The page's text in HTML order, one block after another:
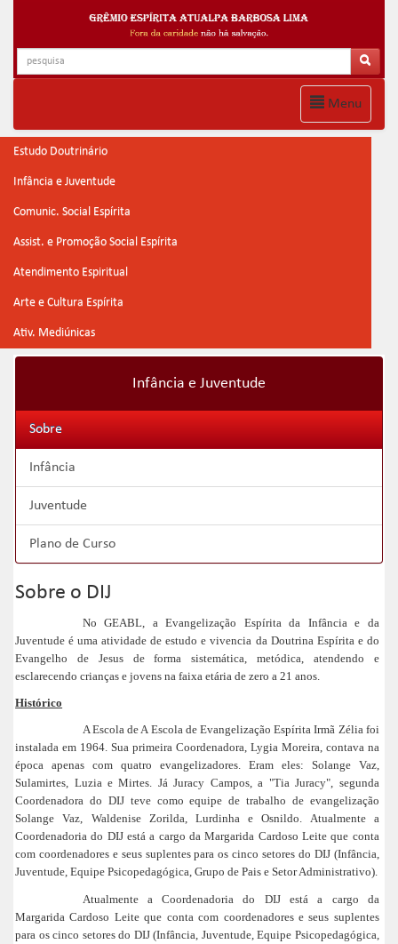
Menu
Estudo Doutrinário
Infância e Juventude
Comunic. Social Espírita
Assist. e Promoção Social Espírita
Atendimento Espiritual
Arte e Cultura Espírita
Ativ. Mediúnicas
Infância e Juventude
Sobre
Infância
Juventude
Plano de Curso
Sobre o DIJ
No GEABL, a Evangelização Espírita da Infância e da
Juventude é uma atividade de estudo e vivencia da Doutrina Espírita e do
Evangelho de Jesus de forma sistemática, metódica, atendendo e
esclarecendo crianças e jovens na faixa etária de zero a 21 anos.
Histórico
A Escola de A Escola de Evangelização Espírita Irmã Zélia foi
instalada em 1964. Sua primeira Coordenadora, Lygia Moreira, contava na
época apenas com quatro evangelizadores. Eram eles: Solange Vaz,
Sulamirtes, Luzia e Mirtes. Já Juracy Campos, a "Tia Juracy", segunda
Coordenadora do DIJ teve como equipe de trabalho de evangelização
Solange Vaz, Waldenise Zorilda, Lurdinha e Osnildo. Atualmente a
Coordenadoria do DIJ está a cargo da Margarida Cardoso Leite que conta
com coordenadores e seus suplentes para os cinco setores do DIJ (Infância,
Juventude, Equipe Psicopedagógica, Grupo de Pais e Setor Administrativo).
Atualmente a Coordenadoria do DIJ está a cargo da
Margarida Cardoso Leite que conta com coordenadores e seus suplentes
para os cinco setores do DIJ (Infância, Juventude, Equipe Psicopedagógica,